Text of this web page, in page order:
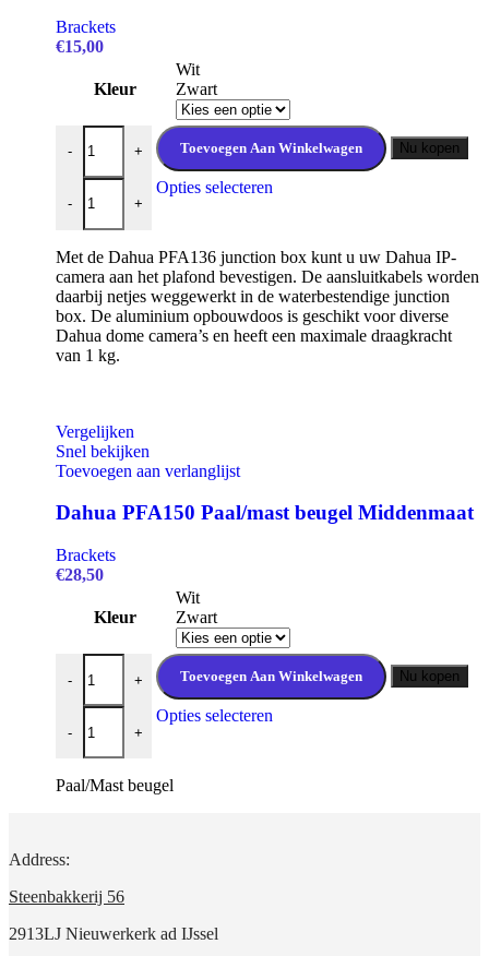
Brackets
€15,00
Kleur
Wit
Zwart
-
PFA136 Junctionbox Dahua Glasdome aansluitbox aantal
+ Toevoegen Aan Winkelwagen Nu kopen
-
PFA136 Junctionbox Dahua Glasdome aansluitbox aantal
+
Opties selecteren
variaties.
Deze
optie
kan
gekozen
Met de Dahua PFA136 junction box kunt u uw Dahua IP-
camera aan het plafond bevestigen. De aansluitkabels worden
daarbij netjes weggewerkt in de waterbestendige junction
box. De aluminium opbouwdoos is geschikt voor diverse
Dahua dome camera’s en heeft een maximale draagkracht
van 1 kg.
Vergelijken
Snel bekijken
Toevoegen aan verlanglijst
Dahua PFA150 Paal/mast beugel Middenmaat
Brackets
€28,50
Kleur
Wit
Zwart
-
Dahua PFA150 Paal/mast beugel Middenmaat aantal
+ Toevoegen Aan Winkelwagen Nu kopen
-
Dahua PFA150 Paal/mast beugel Middenmaat aantal
+
Opties selecteren
Paal/Mast beugel
Address:
Steenbakkerij 56
2913LJ Nieuwerkerk ad IJssel